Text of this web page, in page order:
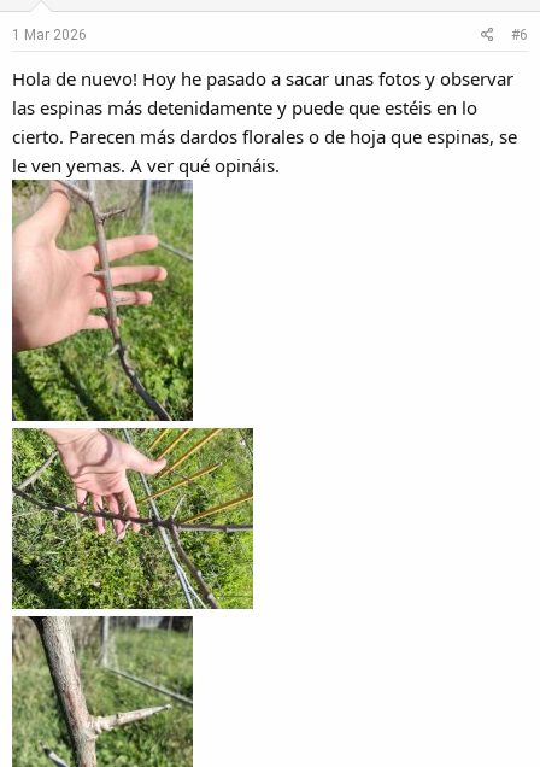
o
n
:
1 Mar 2026 #6
Hola de nuevo! Hoy he pasado a sacar unas fotos y observar
las espinas más detenidamente y puede que estéis en lo
cierto. Parecen más dardos florales o de hoja que espinas, se
le ven yemas. A ver qué opináis.